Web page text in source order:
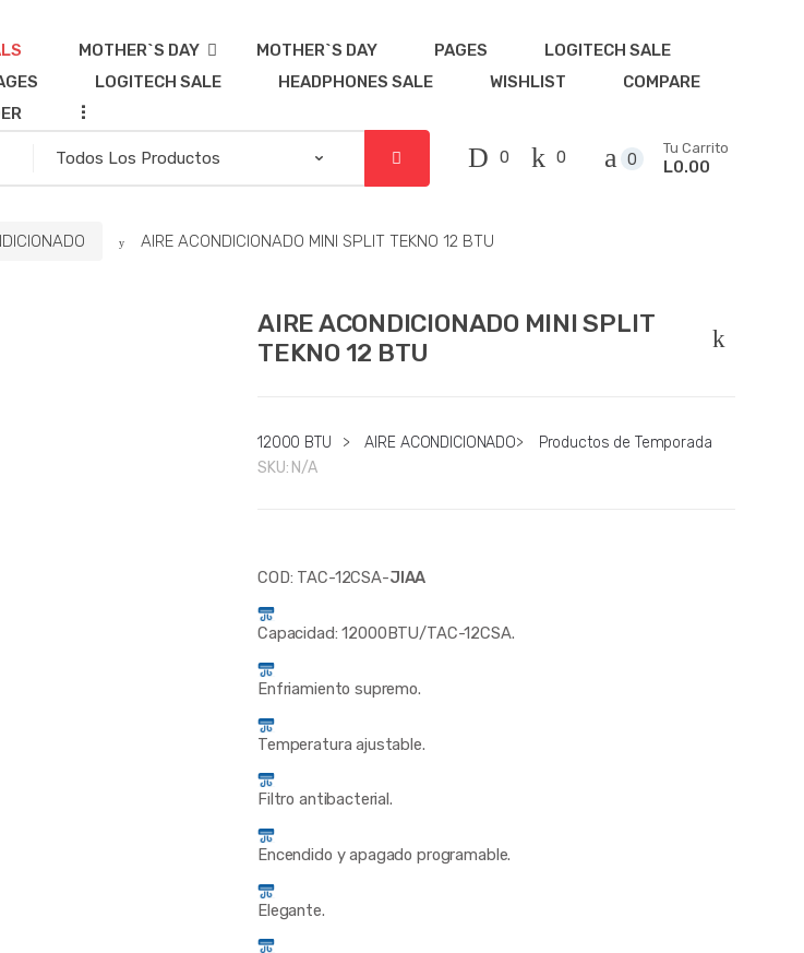
MOTHER`S DAY MOTHER`S DAY PAGES
LOGITECH SALE
LOGITECH SALE HEADPHONES SALE WISHLIST
COMPARE
...
0 0 0
Tu Carrito
L0.00
AIRE ACONDICIONADO MINI SPLIT TEKNO 12 BTU
AIRE ACONDICIONADO MINI SPLIT
TEKNO 12 BTU
12000 BTU > AIRE ACONDICIONADO>
Productos de Temporada
SKU: N/A
COD: TAC-12CSA-JIAA
Capacidad: 12000BTU/TAC-12CSA.
Enfriamiento supremo.
Temperatura ajustable.
Filtro antibacterial.
Encendido y apagado programable.
Elegante.